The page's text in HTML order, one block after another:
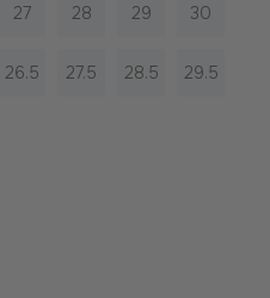
27 28 29 30
26.5 27.5 28.5 29.5